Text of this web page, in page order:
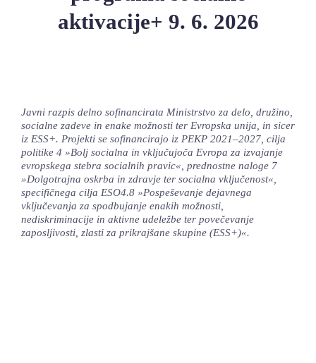
LOKALNA TOČKA SVOS
60-LETNICA
aktivacije+ 9. 6. 2026
Javni razpis delno sofinancirata Ministrstvo za delo, družino,
socialne zadeve in enake možnosti ter Evropska unija, in sicer
iz ESS+. Projekti se sofinancirajo iz PEKP 2021–2027, cilja
politike 4 »Bolj socialna in vključujoča Evropa za izvajanje
evropskega stebra socialnih pravic«, prednostne naloge 7
»Dolgotrajna oskrba in zdravje ter socialna vključenost«,
specifičnega cilja ESO4.8 »Pospeševanje dejavnega
vključevanja za spodbujanje enakih možnosti,
nediskriminacije in aktivne udeležbe ter povečevanje
zaposljivosti, zlasti za prikrajšane skupine (ESS+)«.